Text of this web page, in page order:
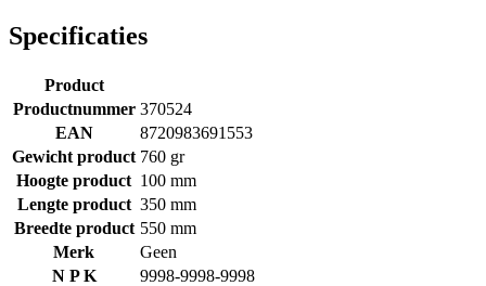
Specificaties
Product
Productnummer 370524
EAN
8720983691553
Gewicht product 760 gr
Hoogte product 100 mm
Lengte product 350 mm
Breedte product 550 mm
Merk
Geen
N P K
9998-9998-9998